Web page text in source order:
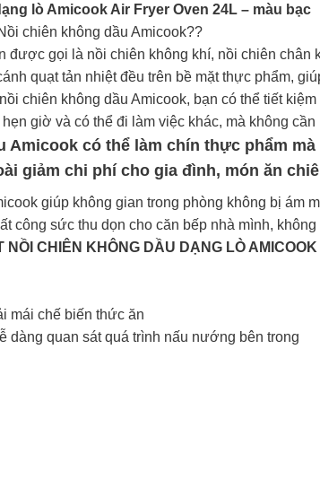
lò Amicook Air Fryer Oven 24L – màu bạc
chiên không dầu Amicook??
được gọi là nồi chiên không khí, nồi chiên
quạt tản nhiệt đều trên bề mặt thực phẩm,
chiên không dầu Amicook, bạn có thể tiết
giờ và có thể đi làm việc khác, mà không
Amicook có thể làm chín thực phẩm
giảm chi phí cho gia đình, món ăn
giúp không gian trong phòng không bị
công sức thu dọn cho căn bếp nhà mình,
NỒI CHIÊN KHÔNG DẦU DẠNG LÒ
mái chế biến thức ăn
dàng quan sát quá trình nấu nướng bên trong